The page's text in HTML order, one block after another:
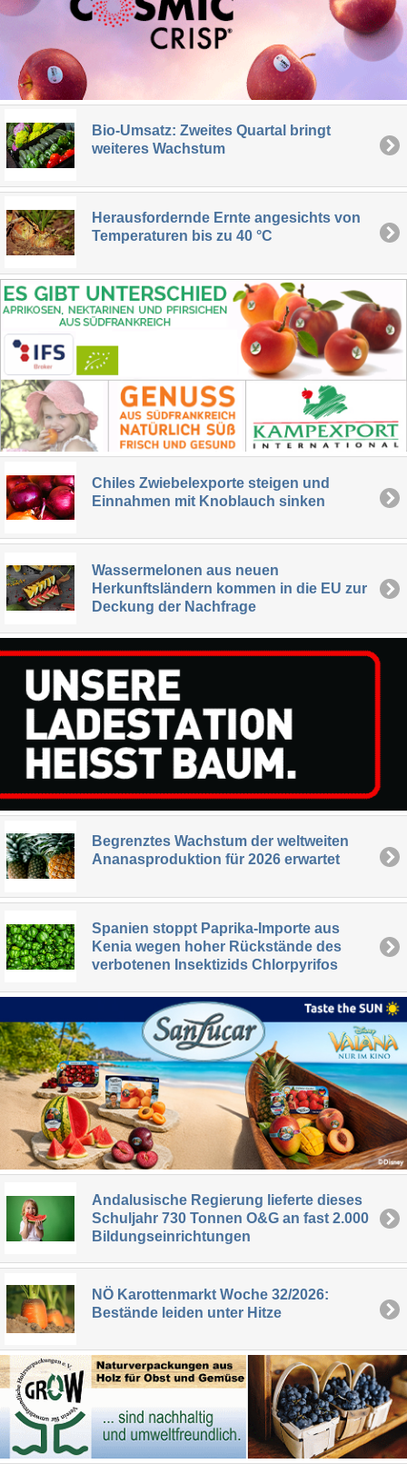
Bio-Umsatz: Zweites Quartal bringt
weiteres Wachstum
Herausfordernde Ernte angesichts von
Temperaturen bis zu 40 °C
Chiles Zwiebelexporte steigen und
Einnahmen mit Knoblauch sinken
Wassermelonen aus neuen
Herkunftsländern kommen in die EU zur
Deckung der Nachfrage
Begrenztes Wachstum der weltweiten
Ananasproduktion für 2026 erwartet
Spanien stoppt Paprika-Importe aus
Kenia wegen hoher Rückstände des
verbotenen Insektizids Chlorpyrifos
Andalusische Regierung lieferte dieses
Schuljahr 730 Tonnen O&G an fast 2.000
Bildungseinrichtungen
NÖ Karottenmarkt Woche 32/2026:
Bestände leiden unter Hitze